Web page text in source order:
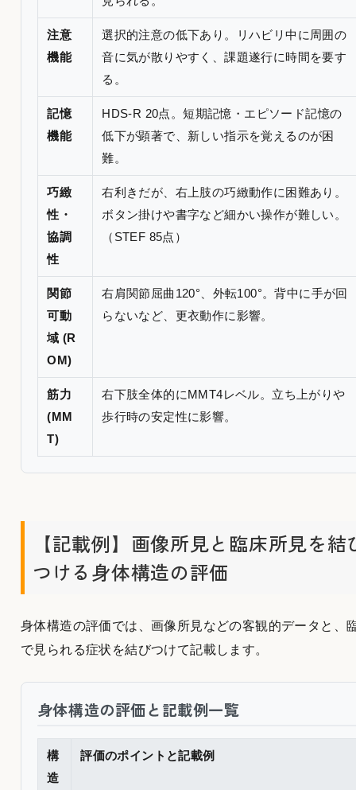
注意
機能
選択的注意の低下あり。リハビリ中に周囲の
音に気が散りやすく、課題遂行に時間を要す
る。
記憶
機能
HDS-R 20点。短期記憶・エピソード記憶の
低下が顕著で、新しい指示を覚えるのが困
難。
巧緻
性・
協調
性
右利きだが、右上肢の巧緻動作に困難あり。
ボタン掛けや書字など細かい操作が難しい。
（STEF 85点）
関節
可動
域 (R
OM)
右肩関節屈曲120°、外転100°。背中に手が回
らないなど、更衣動作に影響。
筋力
(MM
T)
右下肢全体的にMMT4レベル。立ち上がりや
歩行時の安定性に影響。
【記載例】画像所見と臨床所見を結
つける身体構造の評価
身体構造の評価では、画像所見などの客観的データと、
で見られる症状を結びつけて記載します。
身体構造の評価と記載例一覧
構
造
評価のポイントと記載例